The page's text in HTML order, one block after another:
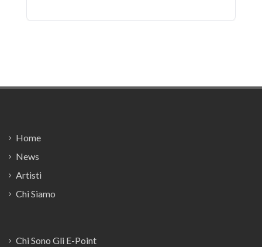
Home
News
Artisti
Chi Siamo
Chi Sono Gli E-Point